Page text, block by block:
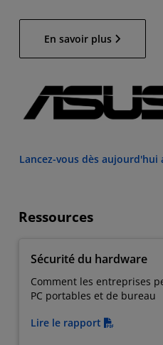
En savoir plus
Lancez-vous dès aujourd'hui
Ressources
Sécurité du hardware
Comment les entreprises
PC portables et de bureau
Lire le rapport